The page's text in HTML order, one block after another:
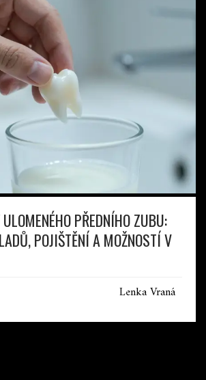
PŘEDNÍHO ZUBU:
POJIŠTĚNÍ A MOŽNOSTÍ V
Lenka Vraná